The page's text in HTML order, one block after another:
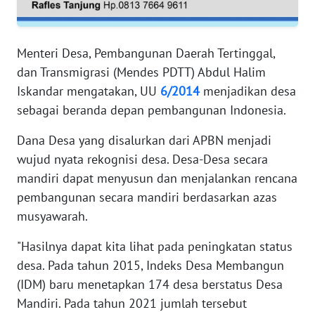
Menteri Desa, Pembangunan Daerah Tertinggal,
dan Transmigrasi (Mendes PDTT) Abdul Halim
Iskandar mengatakan, UU 6/2014menjadikan desa
sebagai beranda depan pembangunan Indonesia.
Dana Desa yang disalurkan dari APBN menjadi
wujud nyata rekognisi desa. Desa-Desa secara
mandiri dapat menyusun dan menjalankan rencana
pembangunan secara mandiri berdasarkan azas
musyawarah.
"Hasilnya dapat kita lihat pada peningkatan status
desa. Pada tahun 2015, Indeks Desa Membangun
(IDM) baru menetapkan 174 desa berstatus Desa
Mandiri. Pada tahun 2021 jumlah tersebut
PAPUA
PAPUA
BARAT
WN
WN
SERAMBI
WN
WN
SULTRA